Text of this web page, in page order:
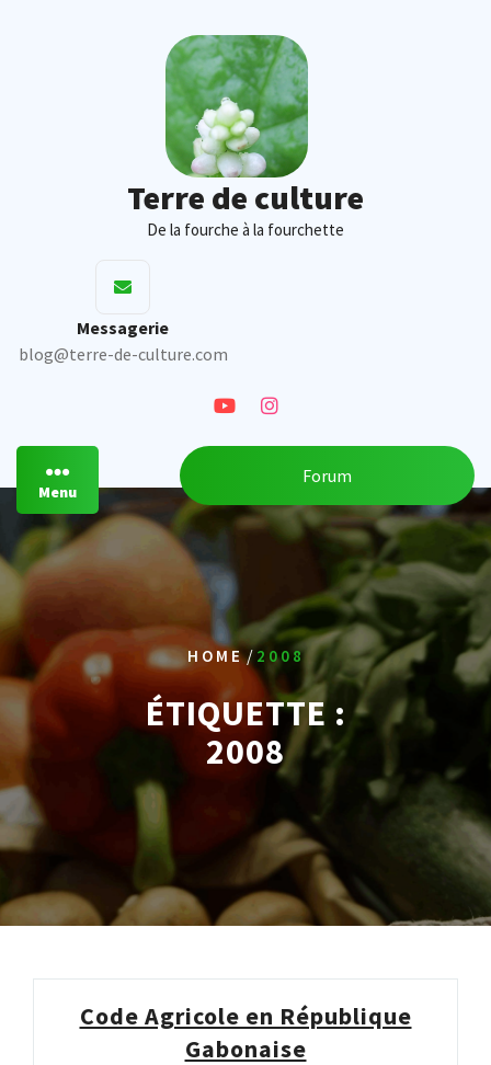
Terre de culture
De la fourche à la fourchette
Messagerie
blog@terre-de-culture.com
Menu
Forum
HOME/ 2008
ÉTIQUETTE :
2008
Code Agricole en République
Gabonaise